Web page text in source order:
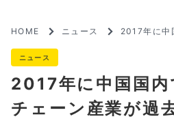
HOME ニュース
2017年に中
ニュース
2017年に中国国内
チェーン産業が過